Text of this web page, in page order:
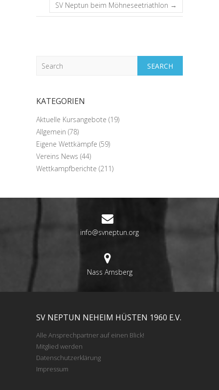
SV Neptun beim Möhneseetriathlon →
Search
KATEGORIEN
Aktuelle Kursangebote (19)
Allgemein (78)
Eigene Wettkämpfe (59)
Vereins News (44)
Wettkampfberichte (211)
info@svneptun.org
Nass Arnsberg
SV NEPTUN NEHEIM HÜSTEN 1960 E.V.
Alle Ansprechpartner auf einen Blick!
Mitglied werden
Datenschutzerklärung
Impressum